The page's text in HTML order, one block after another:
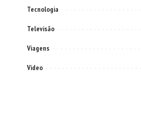
Tecnologia
Televisão
Viagens
Video